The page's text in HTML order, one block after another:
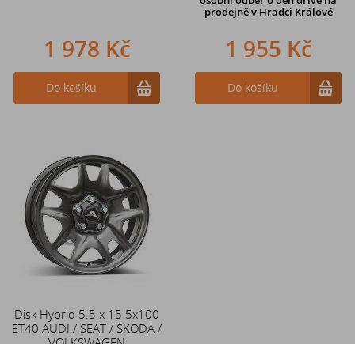
1 978 Kč
Do košíku
prodejně v Hradci Králové
1 955 Kč
Do košíku
Disk Hybrid 5.5 x 15 5x100
ET40 AUDI / SEAT / ŠKODA /